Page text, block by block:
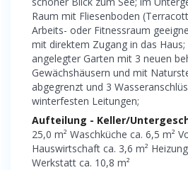
Raum mit Fliesenboden
Arbeits- oder Fitnessraum
mit direktem Zugang in das
angelegter Garten mit 3 neuen
Gewächshäusern und mit
abgegrenzt und 3
winterfesten Leitungen;
Aufteilung - Keller/
25,0 m² Waschküche ca. 6,5 m²
Hauswirtschaft ca. 3,6 m²
Werkstatt ca. 10,8 m²